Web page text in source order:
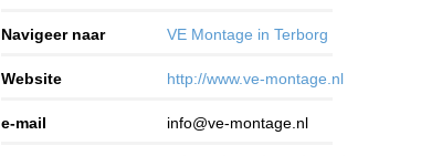
Navigeer naar VE Montage in Terborg
Website http://www.ve-montage.nl
e-mail info@ve-montage.nl